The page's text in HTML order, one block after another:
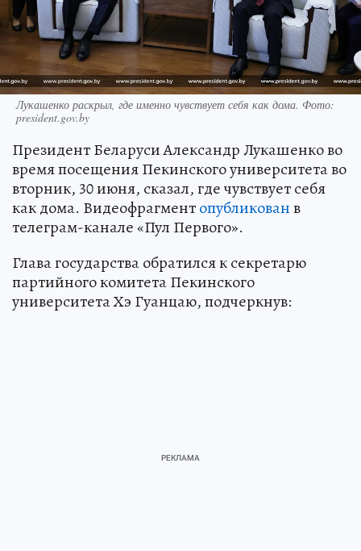
Лукашенко раскрыл, где именно чувствует себя как дома. Фото:
president.gov.by
Президент Беларуси Александр Лукашенко во
время посещения Пекинского университета во
вторник, 30 июня, сказал, где чувствует себя
как дома. Видеофрагментопубликованв
телеграм-канале «Пул Первого».
Глава государства обратился к секретарю
партийного комитета Пекинского
университета Хэ Гуанцаю, подчеркнув: